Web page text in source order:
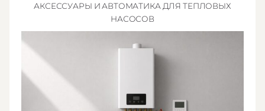
АКСЕССУАРЫ И АВТОМАТИКА ДЛЯ ТЕПЛОВЫХ
НАСОСОВ